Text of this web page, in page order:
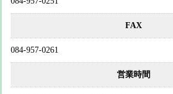
FAX
084-957-0261
営業時間